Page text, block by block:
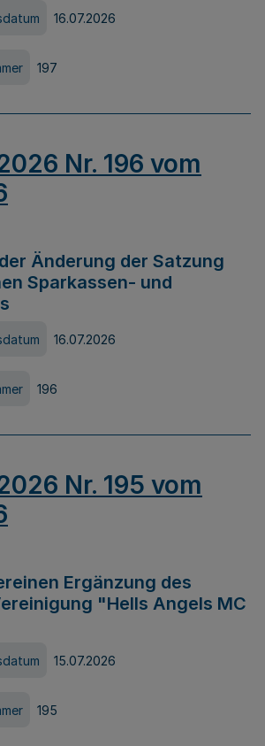
16.07.2026
197
Nr. 196 vom
Änderung der Satzung
Sparkassen- und
16.07.2026
196
Nr. 195 vom
Ergänzung des
"Hells Angels MC
15.07.2026
195